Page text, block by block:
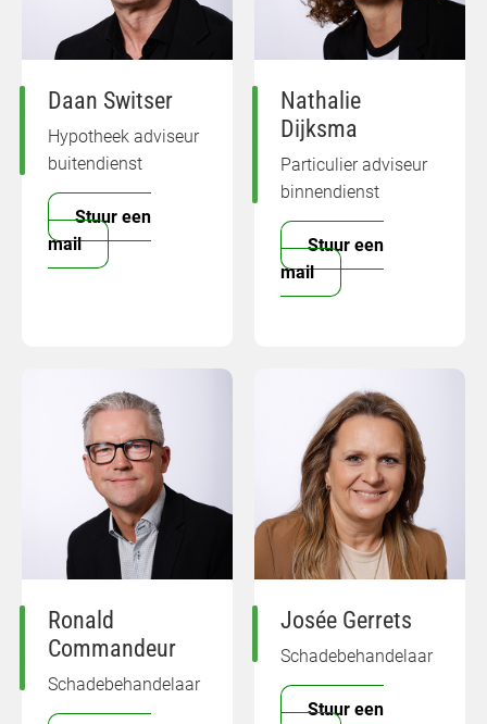
Daan Switser
Hypotheek adviseur
buitendienst
Stuur een
mail
Nathalie
Dijksma
Particulier adviseur
binnendienst
Stuur een
mail
Ronald
Commandeur
Schadebehandelaar
Josée Gerrets
Schadebehandelaar
Stuur een